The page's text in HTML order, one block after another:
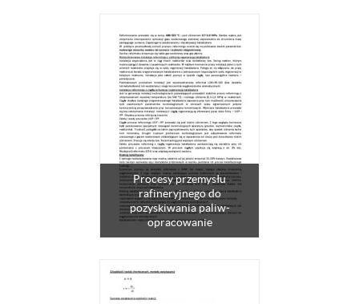
Procesy przemysłu
rafineryjnego do
pozyskiwania paliw-
opracowanie